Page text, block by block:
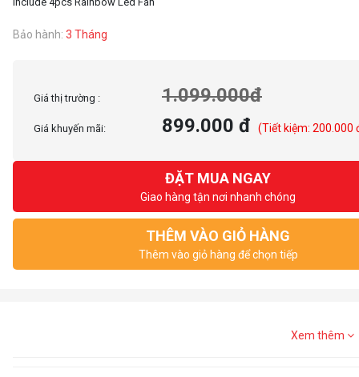
Bảo hành: 3 Tháng
Giá thị trường : 1.099.000đ
Giá khuyến mãi: 899.000 đ (Tiết kiệm: 200.000
ĐẶT MUA NGAY
Giao hàng tận nơi nhanh chóng
THÊM VÀO GIỎ HÀNG
Thêm vào giỏ hàng để chọn tiếp
Xem thêm